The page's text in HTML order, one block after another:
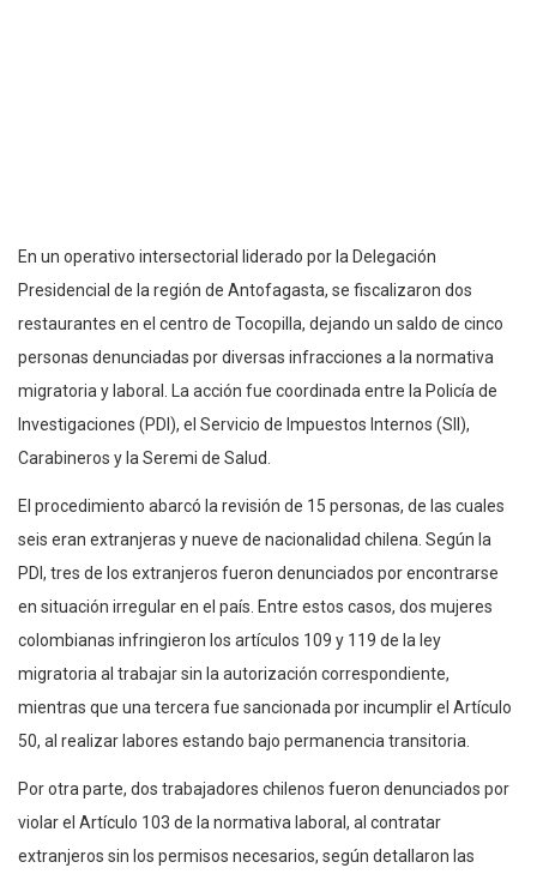
En un operativo intersectorial liderado por la Delegación
Presidencial de la región de Antofagasta, se fiscalizaron dos
restaurantes en el centro de Tocopilla, dejando un saldo de cinco
personas denunciadas por diversas infracciones a la normativa
migratoria y laboral. La acción fue coordinada entre la Policía de
Investigaciones (PDI), el Servicio de Impuestos Internos (SII),
Carabineros y la Seremi de Salud.
El procedimiento abarcó la revisión de 15 personas, de las cuales
seis eran extranjeras y nueve de nacionalidad chilena. Según la
PDI, tres de los extranjeros fueron denunciados por encontrarse
en situación irregular en el país. Entre estos casos, dos mujeres
colombianas infringieron los artículos 109 y 119 de la ley
migratoria al trabajar sin la autorización correspondiente,
mientras que una tercera fue sancionada por incumplir el Artículo
50, al realizar labores estando bajo permanencia transitoria.
Por otra parte, dos trabajadores chilenos fueron denunciados por
violar el Artículo 103 de la normativa laboral, al contratar
extranjeros sin los permisos necesarios, según detallaron las